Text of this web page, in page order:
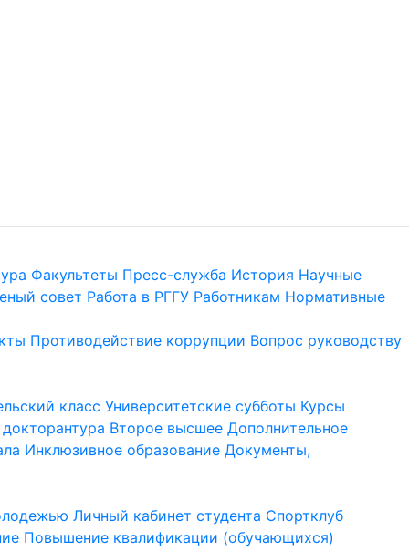
Факультеты Пресс-служба История Научные
совет Работа в РГГУ Работникам Нормативные
Противодействие коррупции Вопрос руководству
класс Университетские субботы Курсы
Второе высшее Дополнительное
Инклюзивное образование Документы,
Личный кабинет студента Спортклуб
Повышение квалификации (обучающихся)